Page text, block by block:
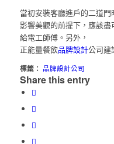
當初安裝客廳進戶的二道
影響美觀的前提下，應該
給電工師傅。另外，
正能量餐飲品牌設計公司建
標籤： 品牌設計公司
Share this entry